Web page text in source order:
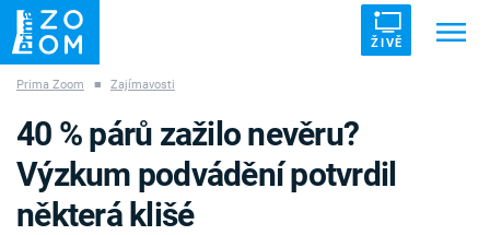
ŽIVĚ
ZÁHADY VETŘELCI DÁVNOVĚKU
Prima Zoom ■ Zajímavosti
40 % párů zažilo nevěru?
Výzkum podvádění potvrdil
některá klišé